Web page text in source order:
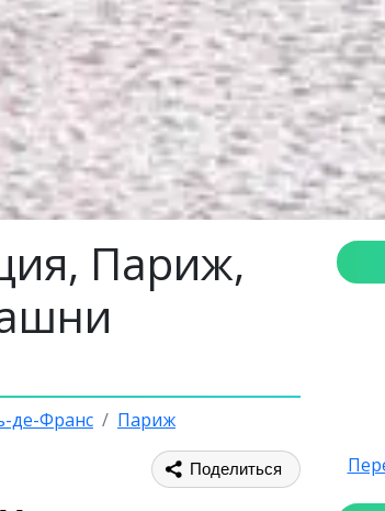
Париж,
де-Франс Париж
Поделиться